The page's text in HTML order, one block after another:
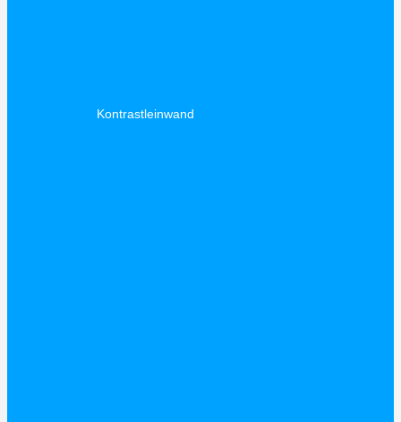
Kontrastleinwand